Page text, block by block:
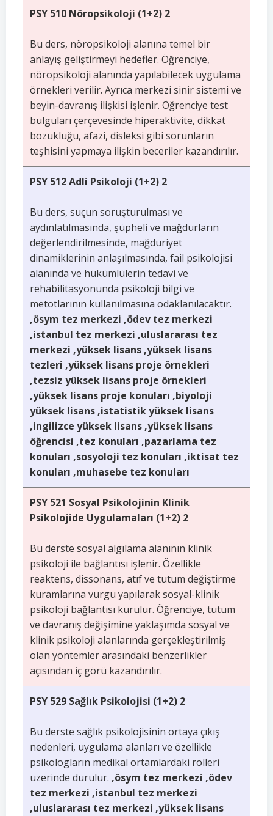
PSY 510 Nöropsikoloji (1+2) 2
Bu ders, nöropsikoloji alanına temel bir
anlayış geliştirmeyi hedefler. Öğrenciye,
nöropsikoloji alanında yapılabilecek uygulama
örnekleri verilir. Ayrıca merkezi sinir sistemi ve
beyin-davranış ilişkisi işlenir. Öğrenciye test
bulguları çerçevesinde hiperaktivite, dikkat
bozukluğu, afazi, disleksi gibi sorunların
teşhisini yapmaya ilişkin beceriler kazandırılır.
PSY 512 Adli Psikoloji (1+2) 2
Bu ders, suçun soruşturulması ve
aydınlatılmasında, şüpheli ve mağdurların
değerlendirilmesinde, mağduriyet
dinamiklerinin anlaşılmasında, fail psikolojisi
alanında ve hükümlülerin tedavi ve
rehabilitasyonunda psikoloji bilgi ve
metotlarının kullanılmasına odaklanılacaktır.
,ösym tez merkezi ,ödev tez merkezi
,istanbul tez merkezi ,uluslararası tez
merkezi ,yüksek lisans ,yüksek lisans
tezleri ,yüksek lisans proje örnekleri
,tezsiz yüksek lisans proje örnekleri
,yüksek lisans proje konuları ,biyoloji
yüksek lisans ,istatistik yüksek lisans
,ingilizce yüksek lisans ,yüksek lisans
öğrencisi ,tez konuları ,pazarlama tez
konuları ,sosyoloji tez konuları ,iktisat tez
konuları ,muhasebe tez konuları
PSY 521 Sosyal Psikolojinin Klinik
Psikolojide Uygulamaları (1+2) 2
Bu derste sosyal algılama alanının klinik
psikoloji ile bağlantısı işlenir. Özellikle
reaktens, dissonans, atıf ve tutum değiştirme
kuramlarına vurgu yapılarak sosyal-klinik
psikoloji bağlantısı kurulur. Öğrenciye, tutum
ve davranış değişimine yaklaşımda sosyal ve
klinik psikoloji alanlarında gerçekleştirilmiş
olan yöntemler arasındaki benzerlikler
açısından iç görü kazandırılır.
PSY 529 Sağlık Psikolojisi (1+2) 2
Bu derste sağlık psikolojisinin ortaya çıkış
nedenleri, uygulama alanları ve özellikle
psikologların medikal ortamlardaki rolleri
üzerinde durulur. ,ösym tez merkezi ,ödev
tez merkezi ,istanbul tez merkezi
,uluslararası tez merkezi ,yüksek lisans